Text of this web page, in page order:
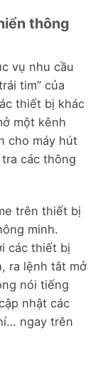
thông
vụ nhu cầu
tim” của
thiết bị khác
một kênh
cho máy hút
các thông
trên thiết bị
minh.
các thiết bị
ra lệnh tắt mở
nói tiếng
nhật các
ngay trên